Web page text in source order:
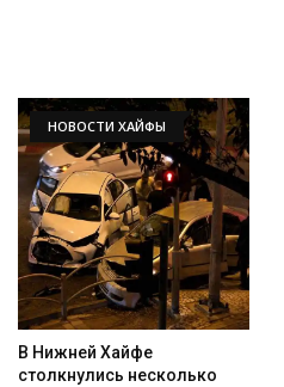
НОВОСТИ ХАЙФЫ
В Нижней Хайфе
столкнулись несколько